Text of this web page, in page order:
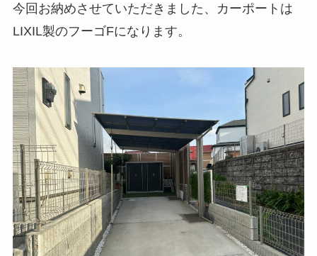
今回お納めさせていただきました、カーポートは
LIXIL製のフーゴFになります。